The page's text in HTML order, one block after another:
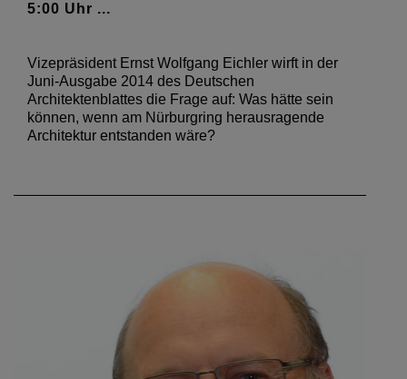
5:00 Uhr ...
Vizepräsident Ernst Wolfgang Eichler wirft in der
Juni-Ausgabe 2014 des Deutschen
Architektenblattes die Frage auf: Was hätte sein
können, wenn am Nürburgring herausragende
Architektur entstanden wäre?